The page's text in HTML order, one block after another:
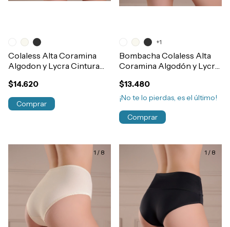
Colaless Alta Coramina
Algodon y Lycra Cintura
$14.620
Comprar
Bombacha Colaless Alta
Coramina Algodón y Lycra
Abdominal Art.373
$13.480
¡No te lo pierdas, es el último!
+1
Comprar
1 / 8 1 / 8